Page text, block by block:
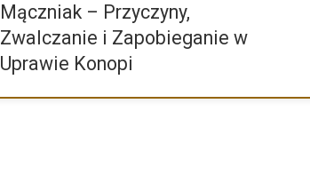
Mączniak – Przyczyny,
Zwalczanie i Zapobieganie w
Uprawie Konopi